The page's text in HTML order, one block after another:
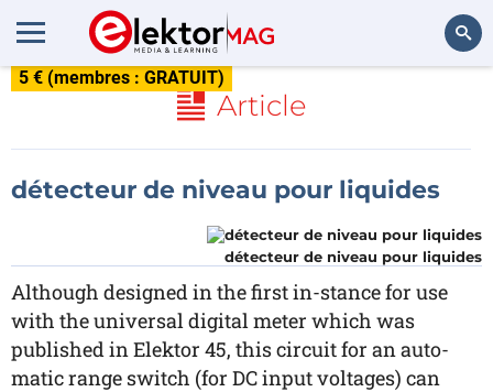
5 € (membres : GRATUIT)
Article
détecteur de niveau pour liquides
détecteur de niveau pour liquides
Although designed in the first in-stance for use
with the universal digital meter which was
published in Elektor 45, this circuit for an auto-
matic range switch (for DC input voltages) can